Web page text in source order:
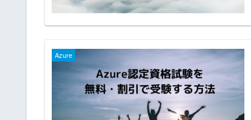
Azure